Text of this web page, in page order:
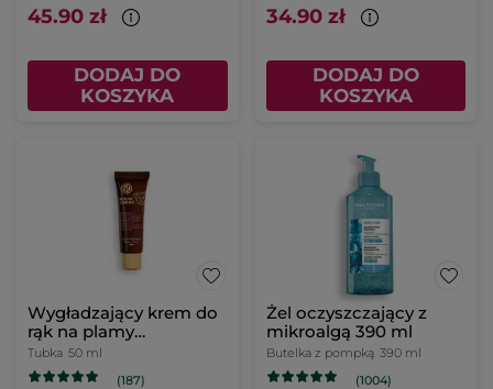
45.90 zł
DODAJ DO
KOSZYKA
34.90 zł
DODAJ DO
KOSZYKA
Wygładzający krem do
rąk na plamy
pigmentacyjne SPF 30
Tubka 50 ml
(187)
Żel oczyszczający z
mikroalgą 390 ml
Butelka z pompką 390 ml
(1004)